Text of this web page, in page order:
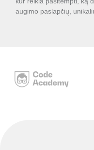
augimo paslapčių,